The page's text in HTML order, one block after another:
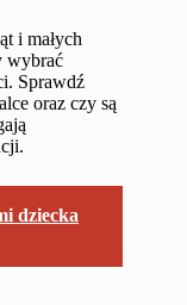
i małych
wybrać
Sprawdź
oraz czy są
dziecka